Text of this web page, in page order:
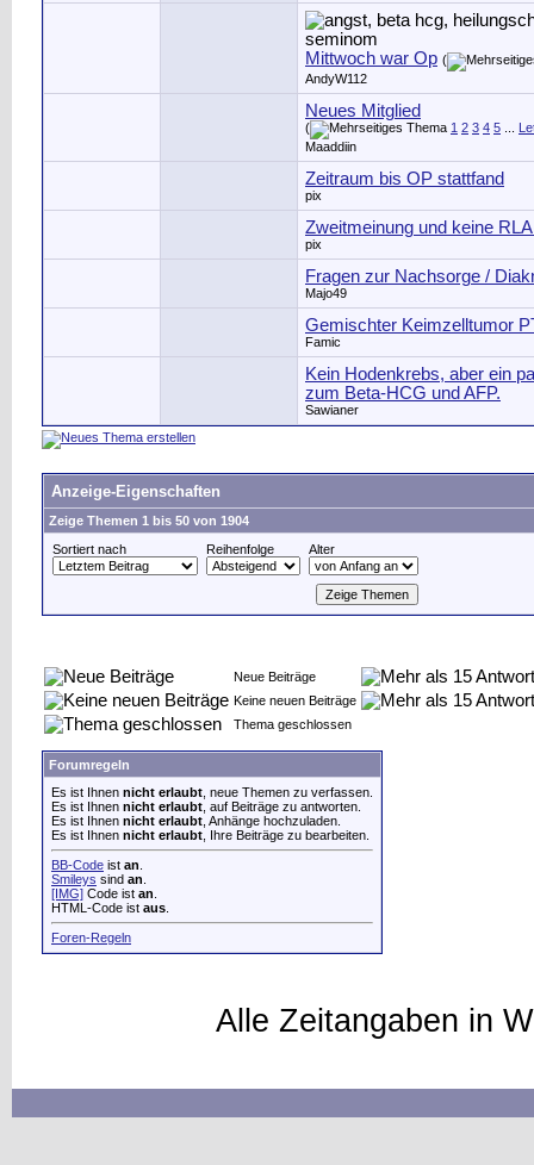
Mittwoch war Op (
AndyW112
Neues Mitglied
( 1 2 3 4 5
Maaddiin
Zeitraum bis OP stattfand
pix
Zweitmeinung und keine
pix
Fragen zur Nachsorge /
Majo49
Gemischter Keimzelltumor
Famic
Kein Hodenkrebs, aber ein
zum Beta-HCG und AFP.
Sawianer
Anzeige-Eigenschaften
Zeige Themen 1 bis 50 von 1904
Sortiert nach
Reihenfolge Alter
Neue Beiträge
Keine neuen Beiträge
Thema geschlossen
Forumregeln
Es ist Ihnen nicht erlaubt , neue Themen zu verfassen.
Es ist Ihnen nicht erlaubt , auf Beiträge zu antworten.
Es ist Ihnen nicht erlaubt , Anhänge hochzuladen.
Es ist Ihnen nicht erlaubt , Ihre Beiträge zu bearbeiten.
BB-Code ist an
Smileys sind an
[IMG] Code ist an
HTML-Code ist aus
Foren-Regeln
Alle Zeitangaben in